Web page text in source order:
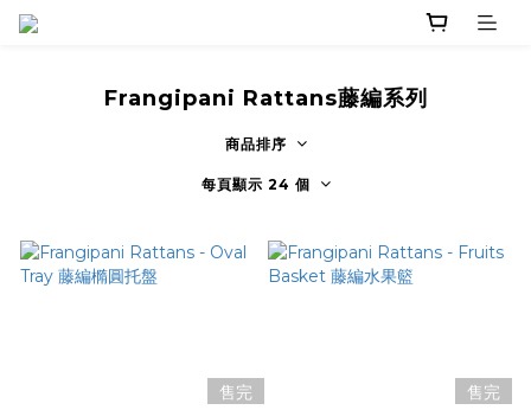
Frangipani Rattans藤編系列
商品排序
每頁顯示 24 個
售完 售完